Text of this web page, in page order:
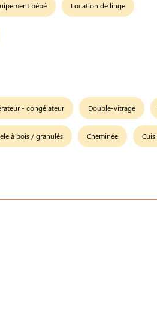
bébé Location de linge
- congélateur Double-vitrage
à bois / granulés Cheminée